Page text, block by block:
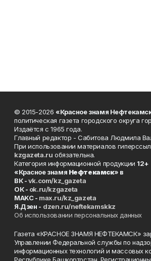
© 2015-2026 «Красное знамя
политическая газета городского округа
Издаётся с 1965 года.
Главный редактор - Сабитова Людмила
При использовании материалов
kzgazeta.ru обязательна.
Категория информационной продукции 12+
«Красное знамя Нефтекамск» в
ВК -vk.com/kz_gazeta
ОК - ok.ru/kzgazeta
MAKC - max.ru/kz_gazeta
Я.Дзен - dzen.ru/neftekamskkz
Об использовании персональных данных
Газета «КРАСНОЕ ЗНАМЯ НЕФТЕКАМСК»
Управлении Федеральной службы по
информационных технологий и массовых